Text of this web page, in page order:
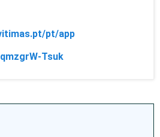
pt/app
Tsuk